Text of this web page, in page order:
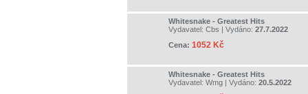
Whitesnake - Greatest Hits
Vydavatel: Cbs | Vydáno: 27.7.2022
Cena: 1052 Kč
Whitesnake - Greatest Hits
Vydavatel: Wmg | Vydáno: 20.5.2022